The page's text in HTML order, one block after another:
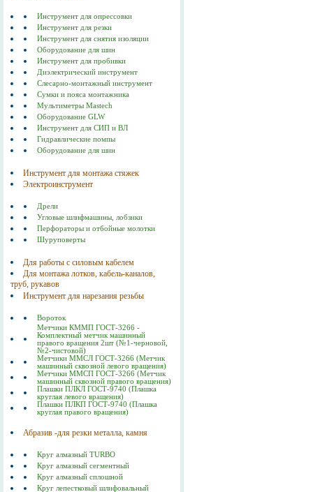
Инструмент для опрессовки
Инструмент для резки
Инструмент для снятия изоляции
Оборудование для шин
Инструмент для пробивки
Диэлектрический инструмент
Слесарно-монтажный инструмент
Сумки и пояса монтажника
Мультиметры Mastech
Оборудование GLW
Инструмент для СИП и ВЛ
Гидравлические помпы
Оборудование для шин
Инструмент для монтажа стяжек
Электроинструмент
Дрели
Угловые шлифмашины, лобзики
Перфораторы и отбойные молотки
Шуруповерты
Для работы с силовым кабелем
Для монтажа лотков, кабель-каналов,
труб, рукавов
Инструмент для нарезания резьбы
Вороток
Метчики КММП ГОСТ-3266 -
Комплектный метчик машинный
правого вращения 2шт (№1-черновой,
№2-чистовой)
Метчики ММСЛ ГОСТ-3266 (Метчик
машинный сквозной левого вращения)
Метчики ММСП ГОСТ-3266 (Метчик
машинный сквозной правого вращения)
Плашки ПЛКЛ ГОСТ-9740 (Плашка
круглая левого вращения)
Плашки ПЛКП ГОСТ-9740 (Плашка
круглая правого вращения)
Абразив -для резки металла, камня
Круг алмазный TURBO
Круг алмазный сегментный
Круг алмазный сплошной
Круг лепестковый шлифовальный